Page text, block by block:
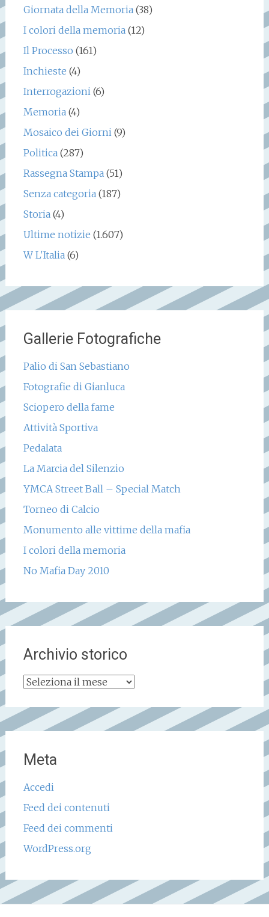
Giornata della Memoria(38)
I colori della memoria(12)
Il Processo (161)
Inchieste (4)
Interrogazioni(6)
Memoria(4)
Mosaico dei Giorni(9)
Politica(287)
Rassegna Stampa(51)
Senza categoria(187)
Storia(4)
Ultime notizie (1.607)
W L'Italia(6)
Gallerie Fotografiche
Palio di San Sebastiano
Fotografie di Gianluca
Sciopero della fame
Attività Sportiva
Pedalata
La Marcia del Silenzio
YMCA Street Ball – Special Match
Torneo di Calcio
Monumento alle vittime della mafia
I colori della memoria
No Mafia Day 2010
Archivio storico
Archivio
Meta
Accedi
Feed dei contenuti
Feed dei commenti
WordPress.org